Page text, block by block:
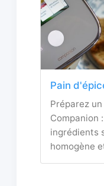
Pain
Préparez un
Companion
ingrédients
homogène